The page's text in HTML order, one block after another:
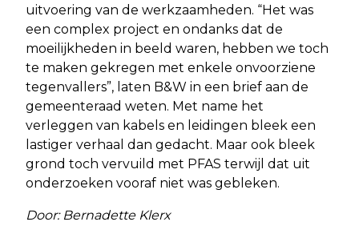
uitvoering van de werkzaamheden. “Het was
een complex project en ondanks dat de
moeilijkheden in beeld waren, hebben we toch
te maken gekregen met enkele onvoorziene
tegenvallers”, laten B&W in een brief aan de
gemeenteraad weten. Met name het
verleggen van kabels en leidingen bleek een
lastiger verhaal dan gedacht. Maar ook bleek
grond toch vervuild met PFAS terwijl dat uit
onderzoeken vooraf niet was gebleken.
Door: Bernadette Klerx